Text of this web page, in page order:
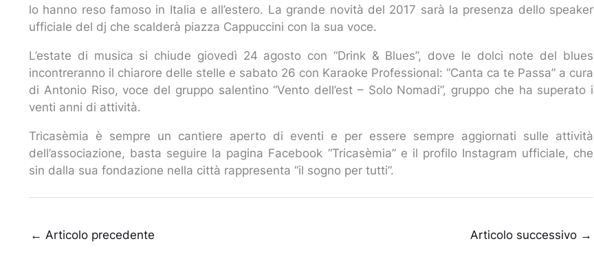
lo hanno reso famoso in Italia e all’estero. La grande novità del 2017 sarà la presenza dello speaker
ufficiale del dj che scalderà piazza Cappuccini con la sua voce.
L’estate di musica si chiude giovedì 24 agosto con “Drink & Blues”, dove le dolci note del blues
incontreranno il chiarore delle stelle e sabato 26 con Karaoke Professional: “Canta ca te Passa” a cura
di Antonio Riso, voce del gruppo salentino “Vento dell’est – Solo Nomadi”, gruppo che ha superato i
venti anni di attività.
Tricasèmia è sempre un cantiere aperto di eventi e per essere sempre aggiornati sulle attività
dell’associazione, basta seguire la pagina Facebook “Tricasèmia” e il profilo Instagram ufficiale, che
sin dalla sua fondazione nella città rappresenta “il sogno per tutti”.
← Articolo precedente Articolo successivo →